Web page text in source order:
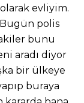
evliyim.
polis
bunu
aradı diyor
bir ülkeye
buraya